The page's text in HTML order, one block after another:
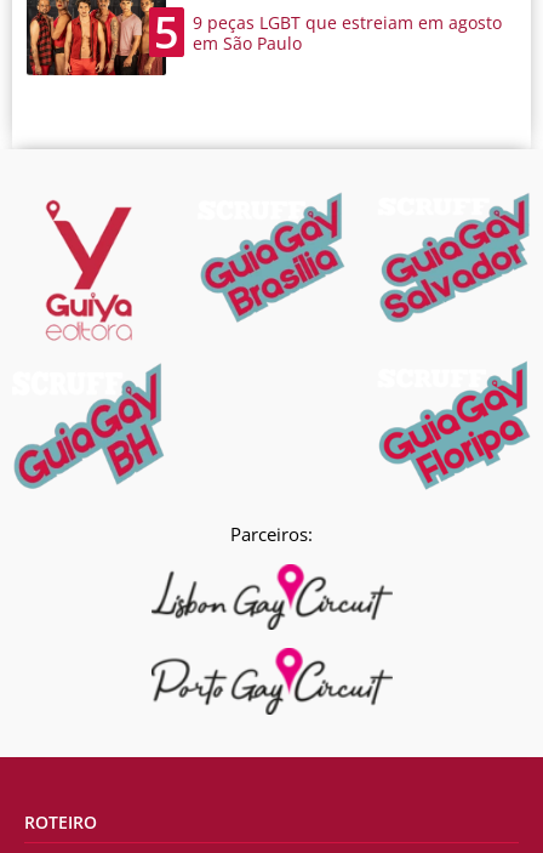
5
9 peças LGBT que estreiam em agosto
em São Paulo
Parceiros:
ROTEIRO